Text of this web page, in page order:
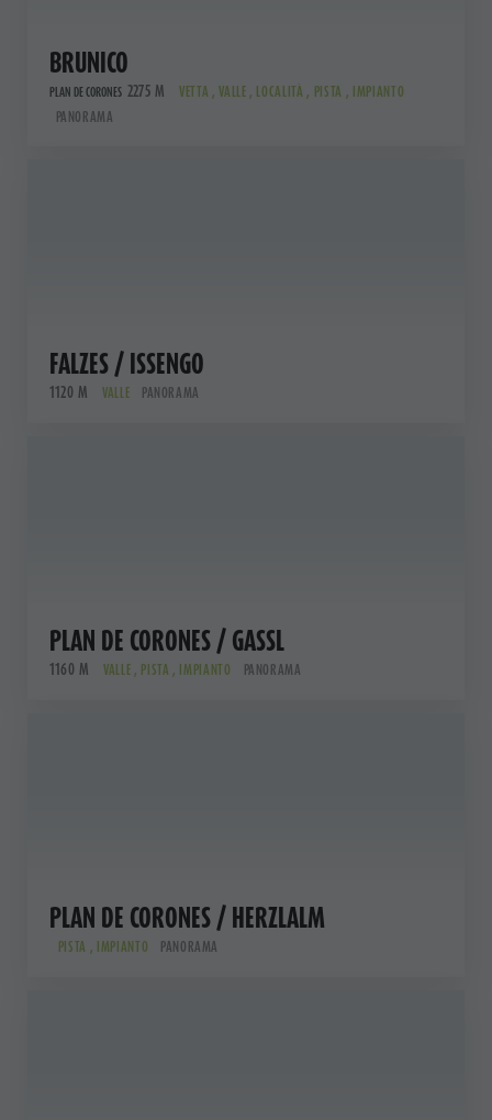
BRUNICO
PLAN DE CORONES 2275 M
VETTA , VALLE , LOCALITÀ , PISTA , IMPIANTO
PANORAMA
FALZES / ISSENGO
1120 M VALLE PANORAMA
PLAN DE CORONES / GASSL
1160 M VALLE , PISTA , IMPIANTO PANORAMA
PLAN DE CORONES / HERZLALM
PISTA , IMPIANTO PANORAMA